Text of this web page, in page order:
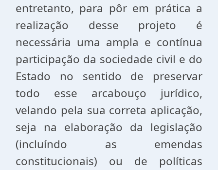
entretanto, para pôr em prática a
realização desse projeto é
necessária uma ampla e contínua
participação da sociedade civil e do
Estado no sentido de preservar
todo esse arcabouço jurídico,
velando pela sua correta aplicação,
seja na elaboração da legislação
(incluíndo as emendas
constitucionais) ou de políticas